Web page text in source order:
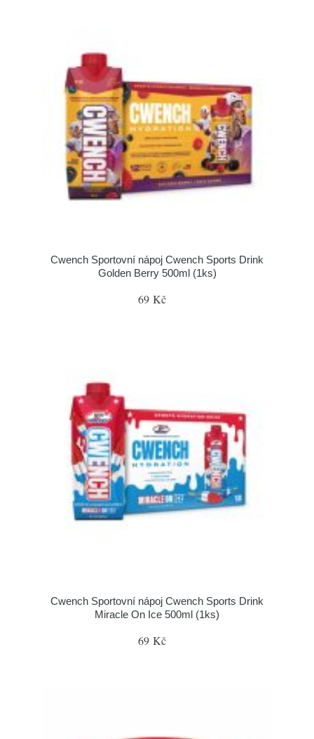
Cwench Sportovní nápoj Cwench Sports Drink
Golden Berry 500ml (1ks)
69 Kč
Cwench Sportovní nápoj Cwench Sports Drink
Miracle On Ice 500ml (1ks)
69 Kč